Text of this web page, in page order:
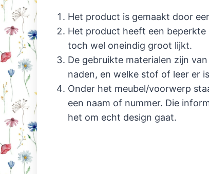
Het product is gemaakt door
Het product heeft een beperkte
toch wel oneindig groot lijkt.
De gebruikte materialen zijn
naden, en welke stof of leer er
Onder het meubel/voorwerp
een naam of nummer. Die
het om echt design gaat.